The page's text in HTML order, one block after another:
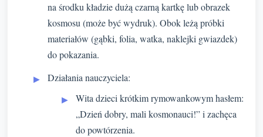
na środku kładzie dużą czarną kartkę lub obrazek
kosmosu (może być wydruk). Obok leżą próbki
materiałów (gąbki, folia, watka, naklejki gwiazdek)
do pokazania.
Działania nauczyciela:
Wita dzieci krótkim rymowankowym hasłem:
„Dzień dobry, mali kosmonauci!” i zachęca
do powtórzenia.